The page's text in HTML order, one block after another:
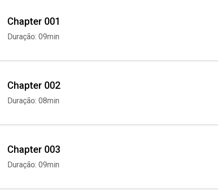
Chapter 001
Duração: 09min
Chapter 002
Duração: 08min
Chapter 003
Duração: 09min